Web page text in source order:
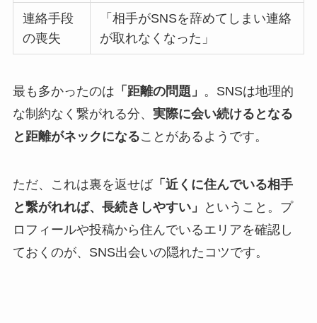
連絡手段
の喪失
「相手がSNSを辞めてしまい連絡
が取れなくなった」
最も多かったのは 「距離の問題」 。SNSは地理的
な制約なく繋がれる分、 実際に会い続けるとなる
と距離がネックになることがあるようです。
ただ、これは裏を返せば「近くに住んでいる相手
と繋がれれば、長続きしやすい」
ということ。プ
ロフィールや投稿から住んでいるエリアを確認し
ておくのが、SNS出会いの隠れたコツです。